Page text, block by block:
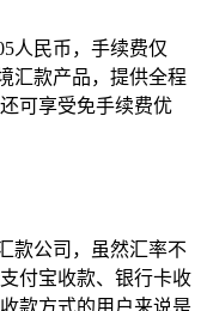
人民币，手续费仅
汇款产品，提供全程
可享受免手续费优
款公司，虽然汇率不
付宝收款、银行卡收
款方式的用户来说是